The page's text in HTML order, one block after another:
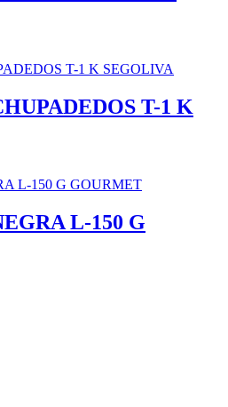
T-1 K
L-150 G